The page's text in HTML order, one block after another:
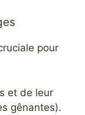
pour
et de leur
gênantes).